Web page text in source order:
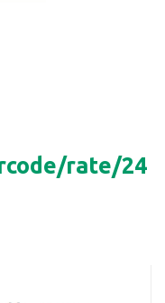
rate/24